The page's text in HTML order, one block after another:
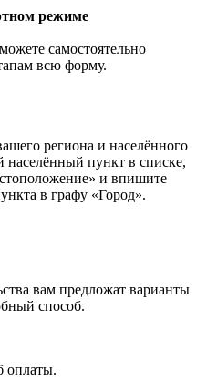
режиме
самостоятельно
всю форму.
региона и населённого
пункт в списке,
и впишите
в графу «Город».
вам предложат варианты
способ.
оплаты.